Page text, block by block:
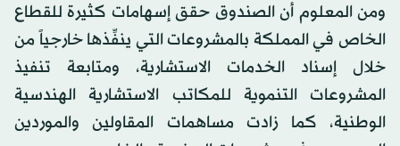
ومن المعلوم أن الصندوق حقق إسهامات كثيرة للقطاع
الخاص في المملكة بالمشروعات التي ينفِّذها خارجياً من
خلال إسناد الخدمات الاستشارية، ومتابعة تنفيذ
المشروعات التنموية للمكاتب الاستشارية الهندسية
الوطنية، كما زادت مساهمات المقاولين والموردين